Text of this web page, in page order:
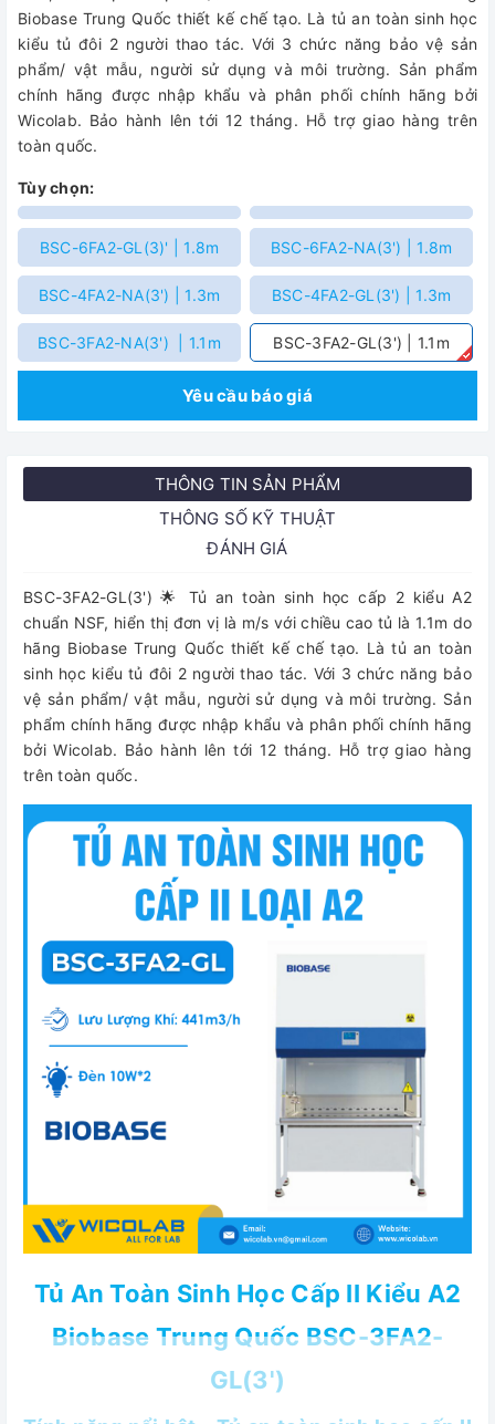
Biobase Trung Quốc thiết kế chế tạo. Là tủ an toàn sinh học
kiểu tủ đôi 2 người thao tác. Với 3 chức năng bảo vệ sản
phẩm/ vật mẫu, người sử dụng và môi trường. Sản phẩm
chính hãng được nhập khẩu và phân phối chính hãng bởi
Wicolab. Bảo hành lên tới 12 tháng. Hỗ trợ giao hàng trên
toàn quốc.
Tùy chọn:
BSC-6FA2-GL(3)' | 1.8m BSC-6FA2-NA(3') | 1.8m
BSC-4FA2-NA(3') | 1.3m BSC-4FA2-GL(3') | 1.3m
BSC-3FA2-NA(3') | 1.1m BSC-3FA2-GL(3') | 1.1m
Yêu cầu báo giá
THÔNG TIN SẢN PHẨM
THÔNG SỐ KỸ THUẬT
ĐÁNH GIÁ
BSC-3FA2-GL(3') 🌟 Tủ an toàn sinh học cấp 2 kiểu A2
chuẩn NSF, hiển thị đơn vị là m/s với chiều cao tủ là 1.1m do
hãng Biobase Trung Quốc thiết kế chế tạo. Là tủ an toàn
sinh học kiểu tủ đôi 2 người thao tác. Với 3 chức năng bảo
vệ sản phẩm/ vật mẫu, người sử dụng và môi trường. Sản
phẩm chính hãng được nhập khẩu và phân phối chính hãng
bởi Wicolab. Bảo hành lên tới 12 tháng. Hỗ trợ giao hàng
trên toàn quốc.
Tủ An Toàn Sinh Học Cấp II Kiểu A2
Biobase Trung Quốc BSC-3FA2-
GL(3')